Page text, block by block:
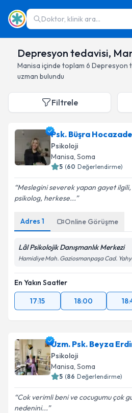
Doktor, klinik ara...
Depresyon tedavisi,
Manisa içinde toplam 6 Depresyon
uzman bulundu
Filtrele
Psk. Büşra
Psikoloji
Manisa, Soma
5 (60 Değerlendirme)
Meslegini severek yapan gayet ilgili,
psikolog, herkese...
Adres 1 Online Görüşme
Lâl Psikolojik Danışmanlık Merkezi
Hamidiye Mah. Gaziosmanpaşa Cad.
En Yakın Saatler
17:15
18:00
Uzm. Psk. Beyza
Psikoloji
Manisa, Soma
5 (86 Değerlendirme)
Cok verimli beni ve cocugumu çok
nedenini...